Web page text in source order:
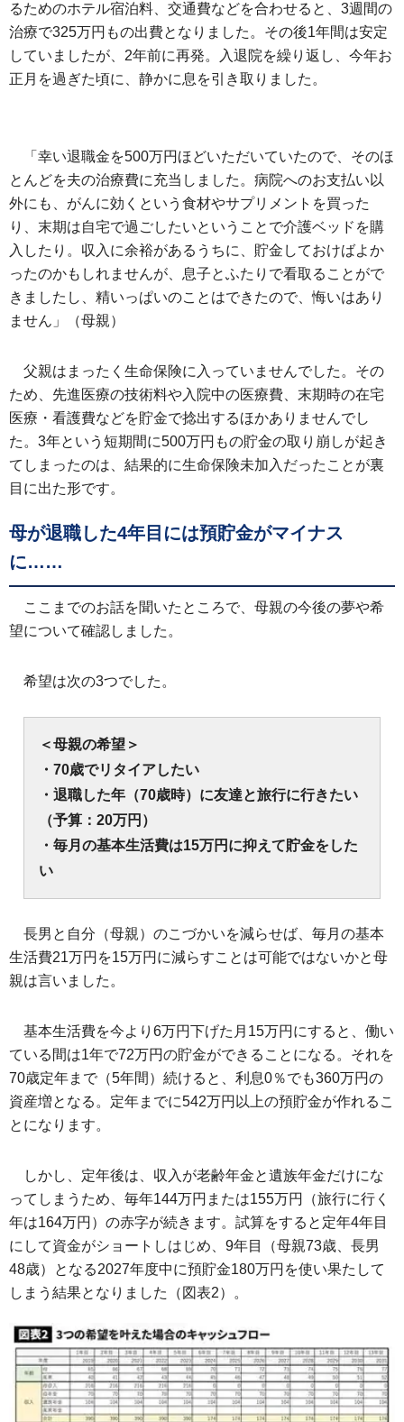
るためのホテル宿泊料、交通費などを合わせると、3週間の
治療で325万円もの出費となりました。その後1年間は安定
していましたが、2年前に再発。入退院を繰り返し、今年お
正月を過ぎた頃に、静かに息を引き取りました。
「幸い退職金を500万円ほどいただいていたので、そのほ
とんどを夫の治療費に充当しました。病院へのお支払い以
外にも、がんに効くという食材やサプリメントを買った
り、末期は自宅で過ごしたいということで介護ベッドを購
入したり。収入に余裕があるうちに、貯金しておけばよか
ったのかもしれませんが、息子とふたりで看取ることがで
きましたし、精いっぱいのことはできたので、悔いはあり
ません」（母親）
父親はまったく生命保険に入っていませんでした。その
ため、先進医療の技術料や入院中の医療費、末期時の在宅
医療・看護費などを貯金で捻出するほかありませんでし
た。3年という短期間に500万円もの貯金の取り崩しが起き
てしまったのは、結果的に生命保険未加入だったことが裏
目に出た形です。
母が退職した4年目には預貯金がマイナス
に……
ここまでのお話を聞いたところで、母親の今後の夢や希
望について確認しました。
希望は次の3つでした。
＜母親の希望＞
・70歳でリタイアしたい
・退職した年（70歳時）に友達と旅行に行きたい
（予算：20万円）
・毎月の基本生活費は15万円に抑えて貯金をした
い
長男と自分（母親）のこづかいを減らせば、毎月の基本
生活費21万円を15万円に減らすことは可能ではないかと母
親は言いました。
基本生活費を今より6万円下げた月15万円にすると、働い
ている間は1年で72万円の貯金ができることになる。それを
70歳定年まで（5年間）続けると、利息0％でも360万円の
資産増となる。定年までに542万円以上の預貯金が作れるこ
とになります。
しかし、定年後は、収入が老齢年金と遺族年金だけにな
ってしまうため、毎年144万円または155万円（旅行に行く
年は164万円）の赤字が続きます。試算をすると定年4年目
にして資金がショートしはじめ、9年目（母親73歳、長男
48歳）となる2027年度中に預貯金180万円を使い果たして
しまう結果となりました（図表2）。